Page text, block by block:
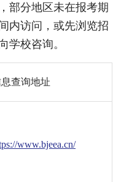
部分地区未在报考期
内访问，或先浏览招
学校咨询。
查询地址
www.bjeea.cn/